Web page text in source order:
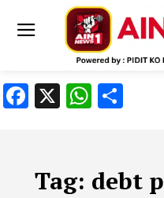
Facebook
X
Tag: debt